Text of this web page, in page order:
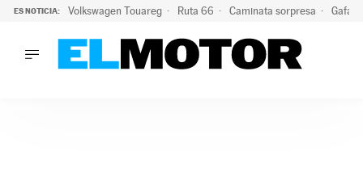
ES NOTICIA: Volkswagen Touareg Ruta 66 Caminata sorpresa Gafas